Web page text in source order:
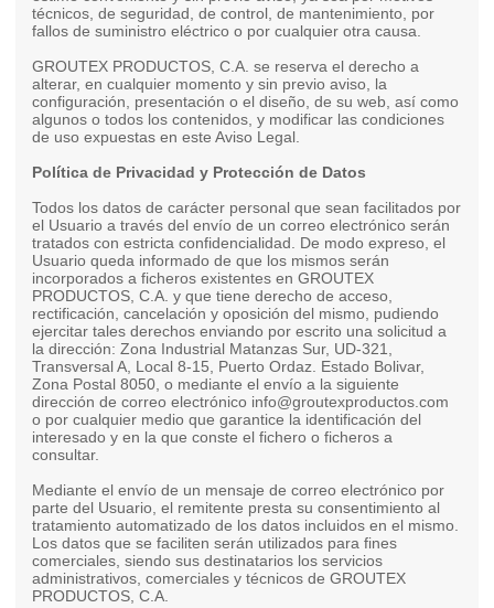
técnicos, de seguridad, de control, de mantenimiento, por
fallos de suministro eléctrico o por cualquier otra causa.
GROUTEX PRODUCTOS, C.A. se reserva el derecho a
alterar, en cualquier momento y sin previo aviso, la
configuración, presentación o el diseño, de su web, así como
algunos o todos los contenidos, y modificar las condiciones
de uso expuestas en este Aviso Legal.
Política de Privacidad y Protección de Datos
Todos los datos de carácter personal que sean facilitados por
el Usuario a través del envío de un correo electrónico serán
tratados con estricta confidencialidad. De modo expreso, el
Usuario queda informado de que los mismos serán
incorporados a ficheros existentes en GROUTEX
PRODUCTOS, C.A. y que tiene derecho de acceso,
rectificación, cancelación y oposición del mismo, pudiendo
ejercitar tales derechos enviando por escrito una solicitud a
la dirección: Zona Industrial Matanzas Sur, UD-321,
Transversal A, Local 8-15, Puerto Ordaz. Estado Bolivar,
Zona Postal 8050, o mediante el envío a la siguiente
dirección de correo electrónico info@groutexproductos.com
o por cualquier medio que garantice la identificación del
interesado y en la que conste el fichero o ficheros a
consultar.
Mediante el envío de un mensaje de correo electrónico por
parte del Usuario, el remitente presta su consentimiento al
tratamiento automatizado de los datos incluidos en el mismo.
Los datos que se faciliten serán utilizados para fines
comerciales, siendo sus destinatarios los servicios
administrativos, comerciales y técnicos de GROUTEX
PRODUCTOS, C.A.